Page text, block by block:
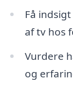
Få
af tv hos
Vurdere
og